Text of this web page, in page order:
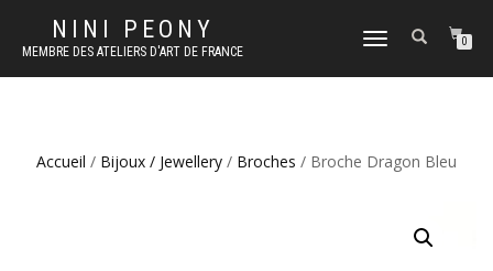
NINI PEONY
MEMBRE DES ATELIERS D'ART DE FRANCE
DÉPLIER
NAVIGATION
0
Accueil / Bijoux / Jewellery / Broches / Broche Dragon Bleu